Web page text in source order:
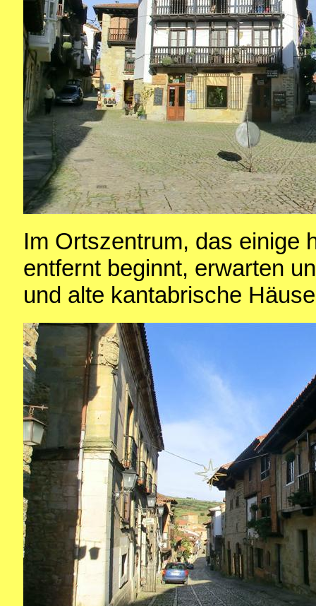
Im Ortszentrum, das einige
entfernt beginnt, erwarten
und alte kantabrische